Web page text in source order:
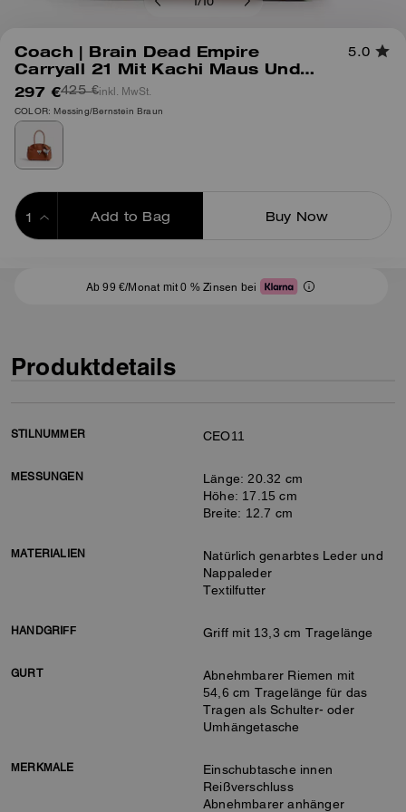
/ 10
Coach | Brain Dead Empire
Carryall 21 Mit Kachi Maus Und
Anhänger
5.0
297 €425 €inkl. MwSt.
COLOR: Messing/Bernstein Braun
Add to Bag Buy Now
Ab 99 €/Monat mit 0 % Zinsen bei
Produktdetails
STILNUMMER CEO11
MESSUNGEN
Länge: 20.32 cm
Höhe: 17.15 cm
Breite: 12.7 cm
MATERIALIEN
Natürlich genarbtes Leder und
Nappaleder
Textilfutter
HANDGRIFF Griff mit 13,3 cm Tragelänge
GURT
Abnehmbarer Riemen mit
54,6 cm Tragelänge für das
Tragen als Schulter- oder
Umhängetasche
MERKMALE
Einschubtasche innen
Reißverschluss
Abnehmbarer anhänger